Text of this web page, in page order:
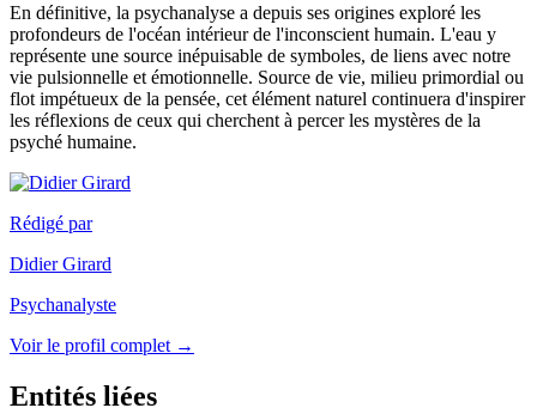
En définitive, la psychanalyse a depuis ses origines exploré les
profondeurs de l'océan intérieur de l'inconscient humain. L'eau y
représente une source inépuisable de symboles, de liens avec notre
vie pulsionnelle et émotionnelle. Source de vie, milieu primordial ou
flot impétueux de la pensée, cet élément naturel continuera d'inspirer
les réflexions de ceux qui cherchent à percer les mystères de la
psyché humaine.
Rédigé par
Didier Girard
Psychanalyste
Voir le profil complet →
Entités liées